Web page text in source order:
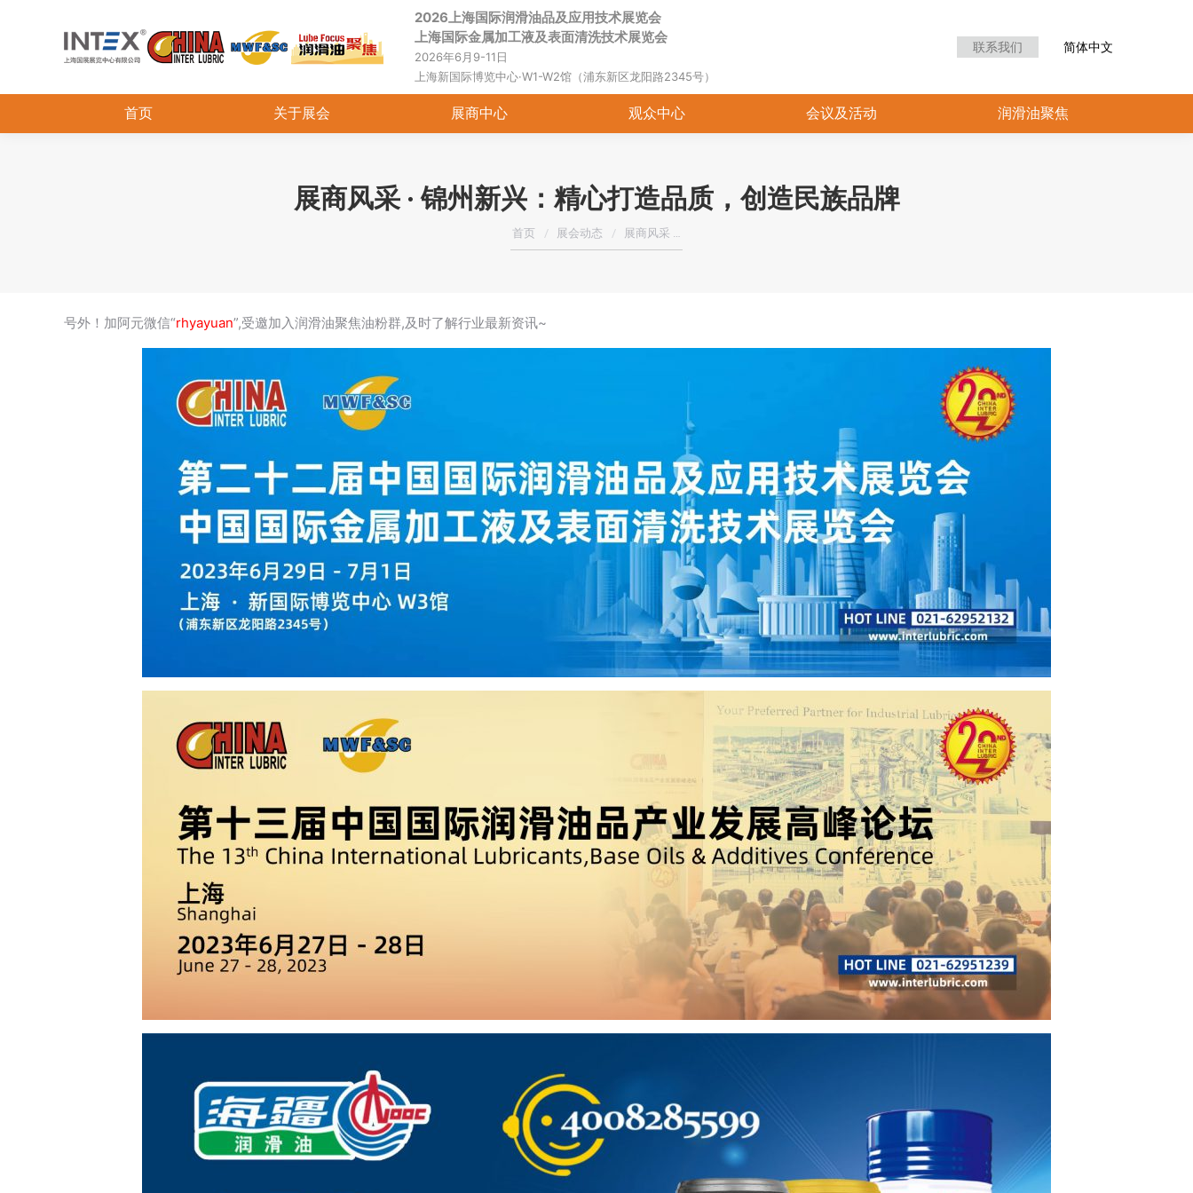
2026上海国际润滑油品及应用技术展览会
上海国际金属加工液及表面清洗技术展览会
2026年6月9-11日
上海新国际博览中心·W1-W2馆（浦东新区龙阳路2345号）
联系我们 简体中文
首页 关于展会 展商中心 观众中心 会议及活动 润滑油聚焦
展商风采 · ​锦州新兴：精心打造品质，创造民族品牌
您在这里：
首页 展会动态 展商风采 …
号外！加阿元微信“rhyayuan”,受邀加入润滑油聚焦油粉群,及时了解行业最新资讯~
首页 关于展会 展商中心